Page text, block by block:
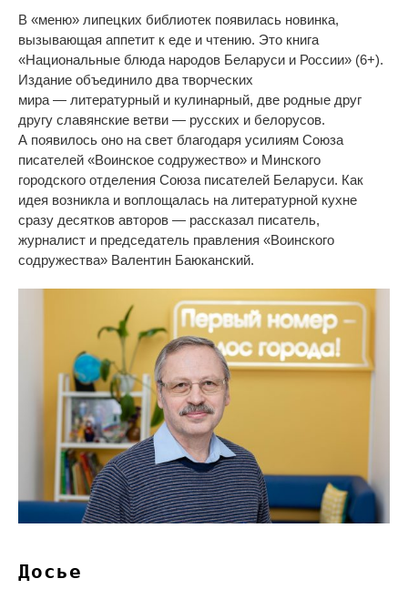
В «меню» липецких библиотек появилась новинка,
вызывающая аппетит к еде и чтению. Это книга
«Национальные блюда народов Беларуси и России» (6+).
Издание объединило два творческих
мира — литературный и кулинарный, две родные друг
другу славянские ветви — русских и белорусов.
А появилось оно на свет благодаря усилиям Союза
писателей «Воинское содружество» и Минского
городского отделения Союза писателей Беларуси. Как
идея возникла и воплощалась на литературной кухне
сразу десятков авторов — рассказал писатель,
журналист и председатель правления «Воинского
содружества» Валентин Баюканский.
Досье